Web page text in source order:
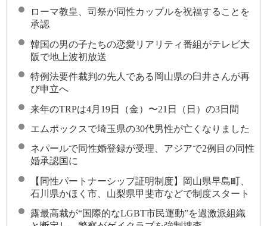
ローマ教皇、司祭が同性カップルを祝福することを
承認
韓国の男の子たちの恋愛リアリティ番組がテレビ大
阪で地上波初放送
特例法要件裁判の先人である岡山県の臼井さんが再
び申立へ
来年のTRPは4月19日（金）〜21日（日）の3日間
エムポックスで埼玉県の30代男性が亡くなりました
ネパールで同性婚登録が受理、アジアで2例目の同性
婚承認国に
【同性パートナーシップ証明制度】岡山県早島町、
石川県かほく市、山梨県甲斐市などで制度スタート
露最高裁が“国際的なLGBT市民運動”を過激派組織